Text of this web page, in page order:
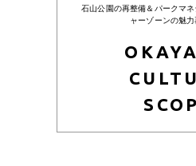
石山公園の再整備＆パークマ
ャーゾーンの魅力